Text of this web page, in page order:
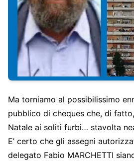
Ma torniamo al possibilissimo
pubblico di cheques che, di
Natale ai soliti furbi… stavolta
E’ certo che gli assegni
delegato Fabio MARCHETTI